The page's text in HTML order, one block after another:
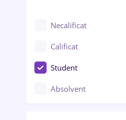
Chimie / Biochimie
Confecții / Design
Construcții / Instalații
Controlul calității
Necalificat
Calificat
Student
Absolvent